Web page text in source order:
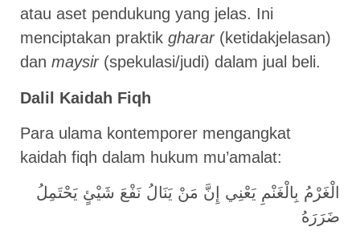
atau aset pendukung yang jelas. Ini
menciptakan praktik gharar(ketidakjelasan)
dan maysir(spekulasi/judi) dalam jual beli.
Dalil Kaidah Fiqh
Para ulama kontemporer mengangkat
kaidah fiqh dalam hukum mu’amalat:
الْغَرْمُ بِالْغَنْمِ يَعْنِي إِنَّ مَنْ يَنَالُ نَفْعَ شَيْئٍ يَحْتَمِلُ
ضَرَرَهُ